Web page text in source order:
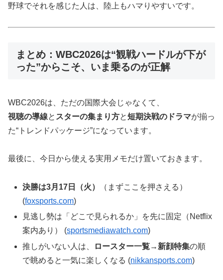
野球でそれを感じた人は、陸上もハマりやすいです。
まとめ：WBC2026は“観戦ハードルが下が
った”からこそ、いま乗るのが正解
WBC2026は、ただの国際大会じゃなくて、
視聴の導線と スターの集まり方と短期決戦のドラマが揃っ
た“トレンドパッケージ”になっています。
最後に、今日から使える実用メモだけ置いておきます。
決勝は3月17日（火）
（まずここを押さえる）
(foxsports.com)
見逃し勢は「どこで見られるか」を先に固定（Netflix
案内あり） (sportsmediawatch.com)
推しがいない人は、
ロースター一覧→新顔特集の順
で眺めると一気に楽しくなる (nikkansports.com)